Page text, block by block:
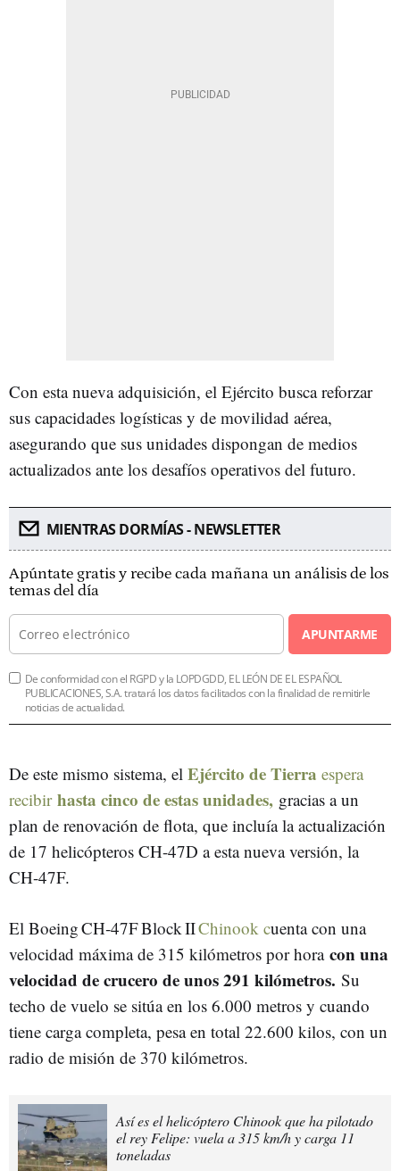
Con esta nueva adquisición, el Ejército busca reforzar
sus capacidades logísticas y de movilidad aérea,
asegurando que sus unidades dispongan de medios
actualizados ante los desafíos operativos del futuro.
MIENTRAS DORMÍAS - NEWSLETTER
Apúntate gratis y recibe cada mañana un análisis de los
temas del día
APUNTARME
De conformidad con el RGPD y la LOPDGDD, EL LEÓN DE EL ESPAÑOL
PUBLICACIONES, S.A. tratará los datos facilitados con la finalidad de remitirle
noticias de actualidad.
De este mismo sistema, el Ejército de Tierra espera
recibir hasta cinco de estas unidades, gracias a un
plan de renovación de flota, que incluía la actualización
de 17 helicópteros CH-47D a esta nueva versión, la
CH-47F.
El Boeing CH‑47F Block IIChinook cuenta con una
velocidad máxima de 315 kilómetros por hora con una
velocidad de crucero de unos 291 kilómetros. Su
techo de vuelo se sitúa en los 6.000 metros y cuando
tiene carga completa, pesa en total 22.600 kilos, con un
radio de misión de 370 kilómetros.
Así es el helicóptero Chinook que ha pilotado
el rey Felipe: vuela a 315 km/h y carga 11
toneladas